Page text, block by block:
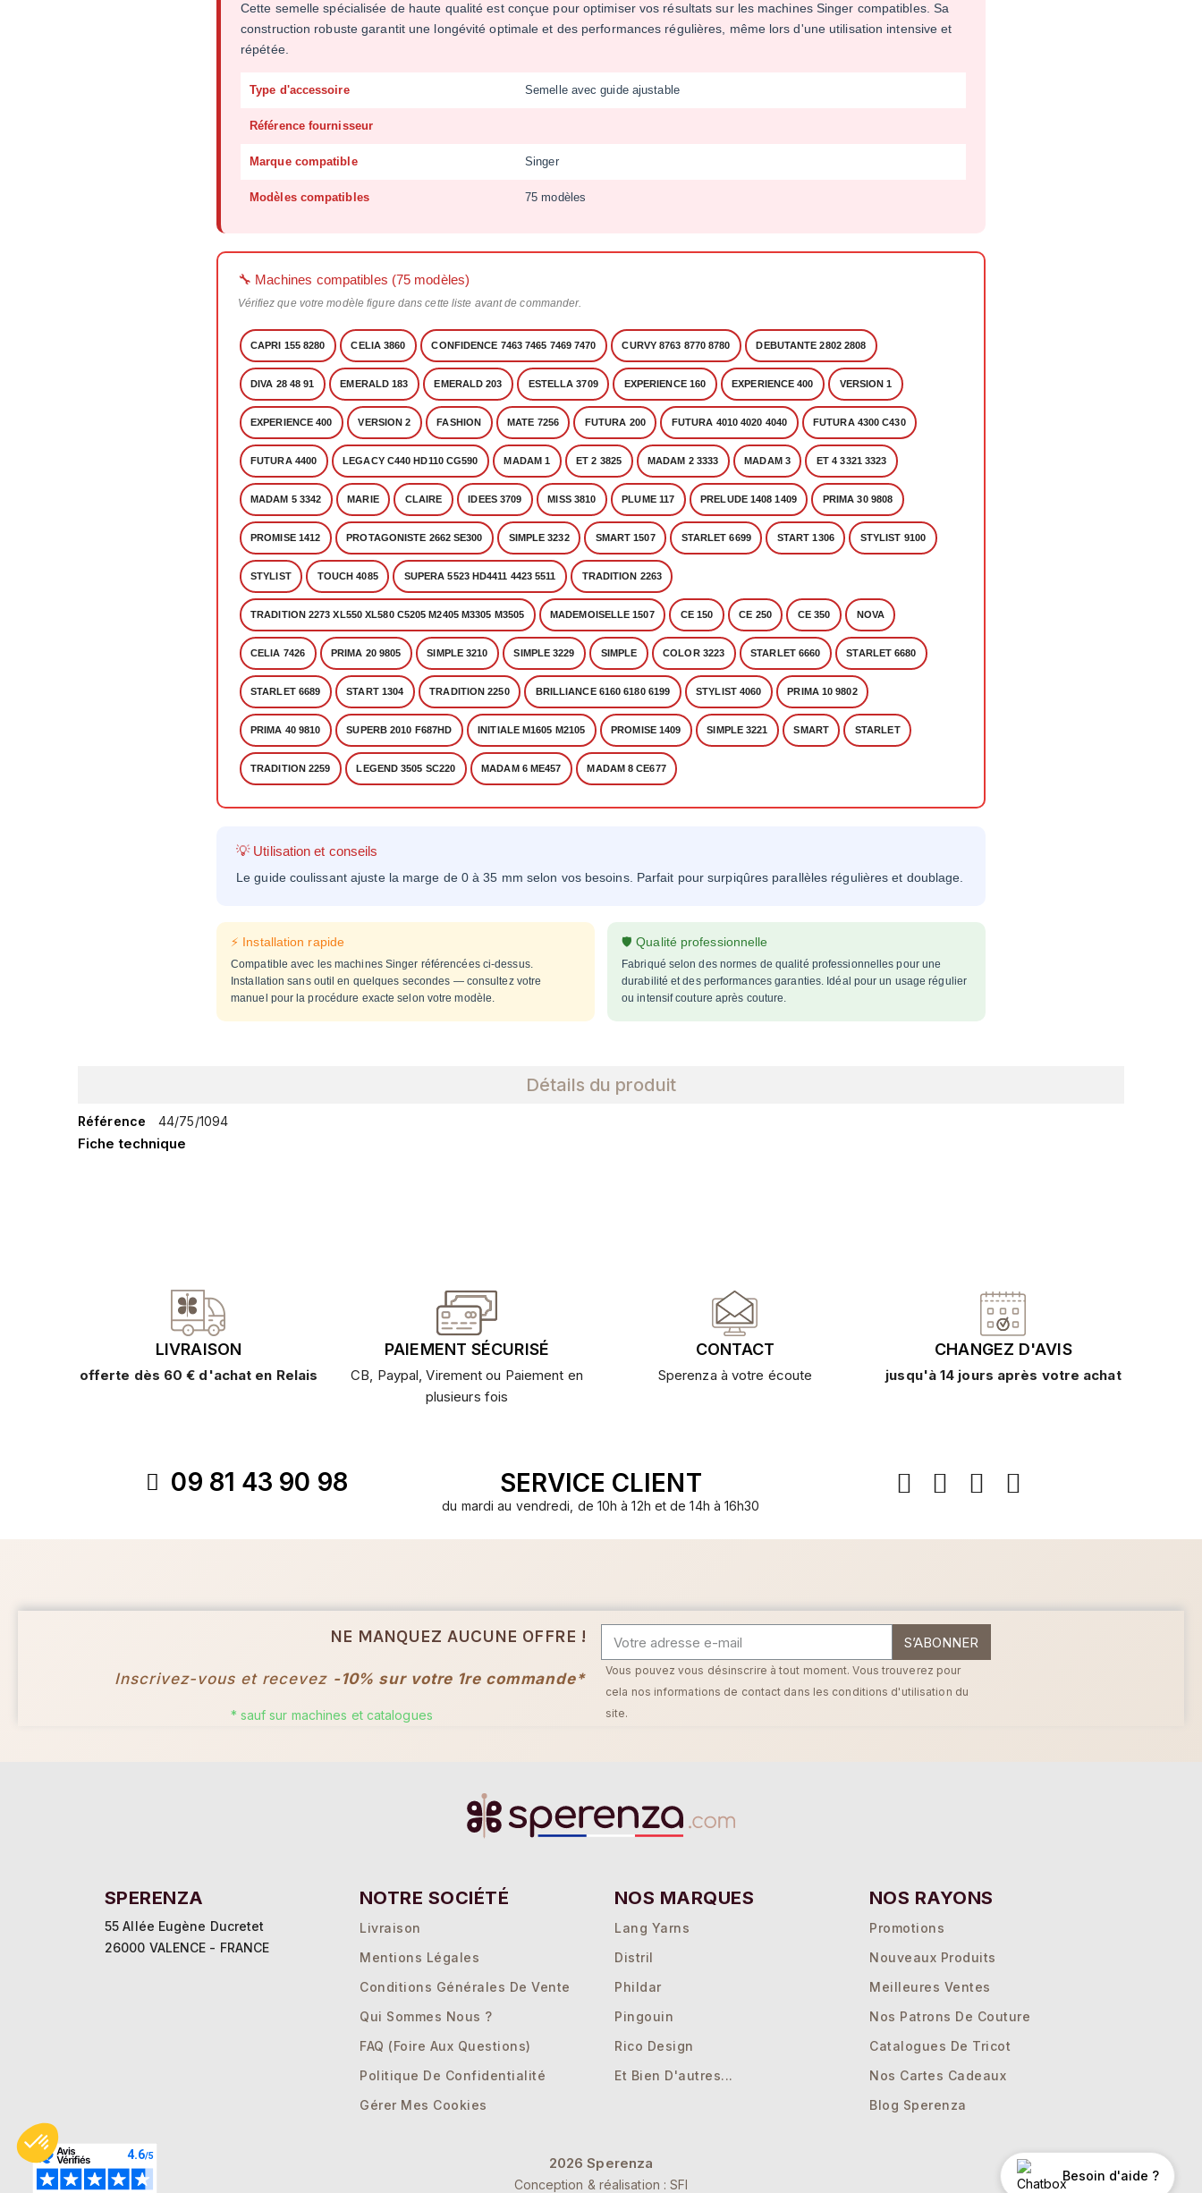
Cette semelle spécialisée de haute qualité est conçue pour optimiser vos résultats sur les machines Singer compatibles. Sa
construction robuste garantit une longévité optimale et des performances régulières, même lors d'une utilisation intensive et
répétée.
Type d'accessoire Semelle avec guide ajustable
Référence fournisseur
Marque compatible Singer
Modèles compatibles 75 modèles
🔧 Machines compatibles (75 modèles)
Vérifiez que votre modèle figure dans cette liste avant de commander.
CAPRI 155 8280 CELIA 3860 CONFIDENCE 7463 7465 7469 7470 CURVY 8763 8770 8780 DEBUTANTE 2802 2808
DIVA 28 48 91 EMERALD 183 EMERALD 203 ESTELLA 3709 EXPERIENCE 160 EXPERIENCE 400 VERSION 1
EXPERIENCE 400 VERSION 2 FASHION MATE 7256 FUTURA 200 FUTURA 4010 4020 4040 FUTURA 4300 C430
FUTURA 4400 LEGACY C440 HD110 CG590 MADAM 1 ET 2 3825 MADAM 2 3333 MADAM 3 ET 4 3321 3323
MADAM 5 3342 MARIE CLAIRE IDEES 3709 MISS 3810 PLUME 117 PRELUDE 1408 1409 PRIMA 30 9808
PROMISE 1412 PROTAGONISTE 2662 SE300 SIMPLE 3232 SMART 1507 STARLET 6699 START 1306 STYLIST 9100
STYLIST TOUCH 4085 SUPERA 5523 HD4411 4423 5511 TRADITION 2263
TRADITION 2273 XL550 XL580 C5205 M2405 M3305 M3505 MADEMOISELLE 1507 CE 150 CE 250 CE 350 NOVA
CELIA 7426 PRIMA 20 9805 SIMPLE 3210 SIMPLE 3229 SIMPLE COLOR 3223 STARLET 6660 STARLET 6680
STARLET 6689 START 1304 TRADITION 2250 BRILLIANCE 6160 6180 6199 STYLIST 4060 PRIMA 10 9802
PRIMA 40 9810 SUPERB 2010 F687HD INITIALE M1605 M2105 PROMISE 1409 SIMPLE 3221 SMART STARLET
TRADITION 2259 LEGEND 3505 SC220 MADAM 6 ME457 MADAM 8 CE677
💡 Utilisation et conseils
Le guide coulissant ajuste la marge de 0 à 35 mm selon vos besoins. Parfait pour surpiqûres parallèles régulières et doublage.
⚡ Installation rapide
Compatible avec les machines Singer référencées ci-dessus.
Installation sans outil en quelques secondes — consultez votre
manuel pour la procédure exacte selon votre modèle.
🛡️ Qualité professionnelle
Fabriqué selon des normes de qualité professionnelles pour une
durabilité et des performances garanties. Idéal pour un usage régulier
ou intensif couture après couture.
Détails du produit
Référence 44/75/1094
Fiche technique
LIVRAISON
offerte dès 60 € d'achat en Relais
PAIEMENT SÉCURISÉ
CB, Paypal, Virement ou Paiement en
plusieurs fois
CONTACT
Sperenza à votre écoute
CHANGEZ D'AVIS
jusqu'à 14 jours après votre achat
09 81 43 90 98 SERVICE CLIENT
du mardi au vendredi, de 10h à 12h et de 14h à 16h30
NE MANQUEZ AUCUNE OFFRE !
Inscrivez-vous et recevez -10% sur votre 1re commande*
* sauf sur machines et catalogues
S’ABONNER
Vous pouvez vous désinscrire à tout moment. Vous trouverez pour
cela nos informations de contact dans les conditions d'utilisation du
site.
SPERENZA
55 Allée Eugène Ducretet
26000 VALENCE - FRANCE
NOTRE SOCIÉTÉ
Livraison
Mentions Légales
Conditions Générales De Vente
Qui Sommes Nous ?
FAQ (Foire Aux Questions)
Politique De Confidentialité
Gérer Mes Cookies
NOS MARQUES
Lang Yarns
Distril
Phildar
Pingouin
Rico Design
Et Bien D'autres...
NOS RAYONS
Promotions
Nouveaux Produits
Meilleures Ventes
Nos Patrons De Couture
Catalogues De Tricot
Nos Cartes Cadeaux
Blog Sperenza
Besoin d'aide ?
2026 Sperenza
Conception & réalisation : SFI
Axeptio consent
Plateforme de Gestion du Consentement : Personnalisez vos Options